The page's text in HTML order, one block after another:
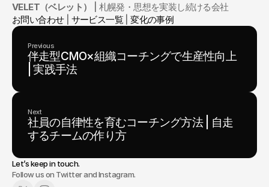
VELET（ベレット）
| 札幌発・思想を実装し続ける会社
お問い合わせ | サービス一覧 | 変化の事例
Previous
伴走型CMO×組織コーチングで生産性向上
| 実践手法
Next
社員の自律性を育むコーチング方法 | 自走
するチームの作り方
Let’s keep in touch.
Follow us on Twitter and Instagram.